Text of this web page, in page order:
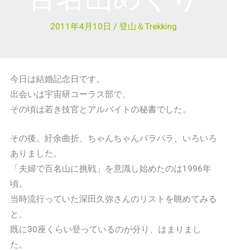
2011年4月10日 / 登山＆Trekking
今日は結婚記念日です。
出会いは宇宙研コーラス部で、
その頃は若き技官とアルバイトの秘書でした。
その後、紆余曲折、ちゃんちゃんバラバラ、いろいろ
ありました。
「夫婦で百名山に挑戦」を意識し始めたのは1996年
頃。
当時流行っていた深田久弥さんのリストを眺めてみる
と、
既に30座くらい登っているのが分り、はまりまし
た。